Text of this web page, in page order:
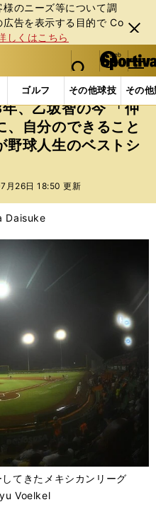
のニーズ等について調
告を表⽰する⽬的で Co
しくはこちら
閉じ
る
web Sportiva (webスポルティーバ)
検索
マイペ
ー
ジ
メニュ
ゴルフ その他球技 その
球 ベイスターズ退団から3
、乙坂智の今 「仲
、自分のできること
野球人生のベストシ
月26日 18:50 更新
Daisuke
してきたメキシカンリーグ
Voelkel